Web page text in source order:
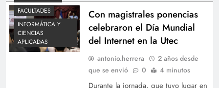
FACULTADES
INFORMÁTICA Y
CIENCIAS
APLICADAS
Con magistrales ponencias
celebraron el Día Mundial
del Internet en la Utec
antonio.herrera
2 años desde
que se envió
0 4 minutos
Durante la jornada, que tuvo lugar en